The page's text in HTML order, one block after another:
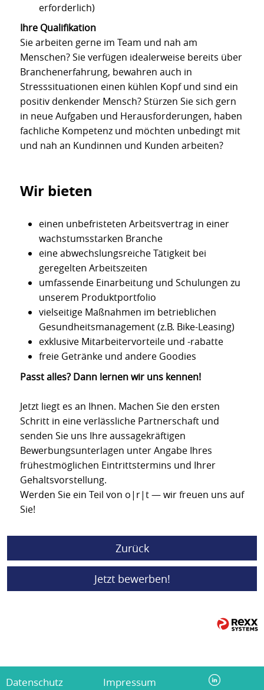
erforderlich)
Ihre Qualifikation
Sie arbeiten gerne im Team und nah am
Menschen? Sie verfügen idealerweise bereits über
Branchenerfahrung, bewahren auch in
Stresssituationen einen kühlen Kopf und sind ein
positiv denkender Mensch? Stürzen Sie sich gern
in neue Aufgaben und Herausforderungen, haben
fachliche Kompetenz und möchten unbedingt mit
und nah an Kundinnen und Kunden arbeiten?
Wir bieten
einen unbefristeten Arbeitsvertrag in einer
wachstumsstarken Branche
eine abwechslungsreiche Tätigkeit bei
geregelten Arbeitszeiten
umfassende Einarbeitung und Schulungen zu
unserem Produktportfolio
vielseitige Maßnahmen im betrieblichen
Gesundheitsmanagement (z.B. Bike-Leasing)
exklusive Mitarbeitervorteile und -rabatte
freie Getränke und andere Goodies
Passt alles? Dann lernen wir uns kennen!
Jetzt liegt es an Ihnen. Machen Sie den ersten
Schritt in eine verlässliche Partnerschaft und
senden Sie uns Ihre aussagekräftigen
Bewerbungsunterlagen unter Angabe Ihres
frühestmöglichen Eintrittstermins und Ihrer
Gehaltsvorstellung.
Werden Sie ein Teil von o|r|t — wir freuen uns auf
Sie!
Zurück
Jetzt bewerben!
Datenschutz Impressum